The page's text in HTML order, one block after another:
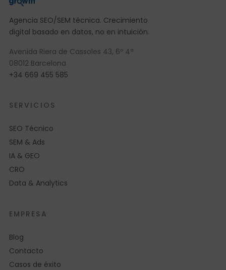
Agencia SEO/SEM técnica. Crecimiento
digital basado en datos, no en intuición.
Avenida Riera de Cassoles 43, 6º 4ª
08012 Barcelona
+34 669 455 585
SERVICIOS
SEO Técnico
SEM & Ads
IA & GEO
CRO
Data & Analytics
EMPRESA
Blog
Contacto
Casos de éxito